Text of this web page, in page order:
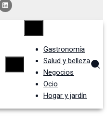
Gastronomía
Salud y belleza
Negocios
Ocio
Hogar y jardín